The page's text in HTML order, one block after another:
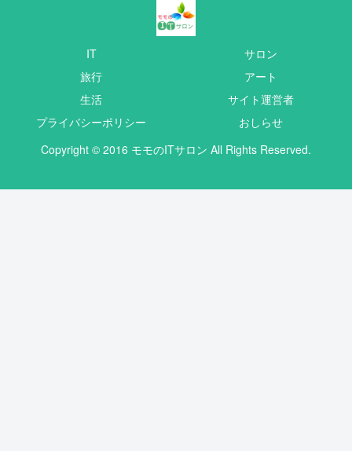
IT
サロン
旅行
アート
生活
サイト運営者
プライバシーポリシー
おしらせ
Copyright © 2016 モモのITサロン All Rights Reserved.